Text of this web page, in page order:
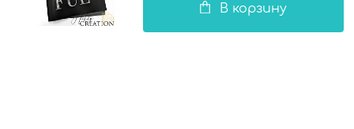
В корзину